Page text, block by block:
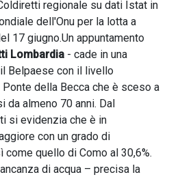
regionale su dati Istat in
dell'Onu per la lotta a
17 giugno.Un appuntamento
Lombardia - cade in una
Belpaese con il livello
della Becca che è sceso a
almeno 70 anni. Dal
si evidenzia che è in
con un grado di
quello di Como al 30,6%.
di acqua – precisa la